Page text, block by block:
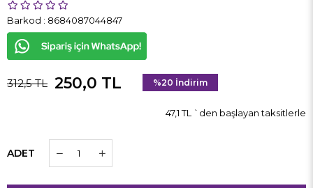
Barkod : 8684087044847
312,5 TL 250,0 TL %20 İndirim
47,1 TL `den başlayan taksitlerle
ADET